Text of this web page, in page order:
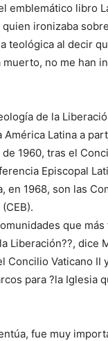
emblemático libro
quien ironizaba
teológica al decir
no me han
de la
Latina a
1960, tras el
Episcopal
en 1968, son las
que
Liberación??, dice
Concilio Vaticano II
para ?la Iglesia
fue muy